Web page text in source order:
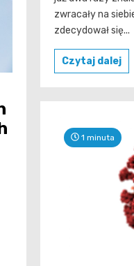
zwracały na
zdecydował się...
Czytaj dalej
1 minuta